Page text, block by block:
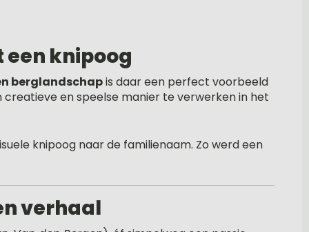
knipoog
berglandschapis daar een perfect voorbeeld
en speelse manier te verwerken in het
knipoog naar de familienaam. Zo werd een
verhaal